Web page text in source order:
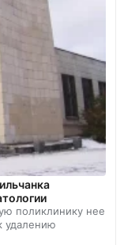
поликлинику нее
удалению